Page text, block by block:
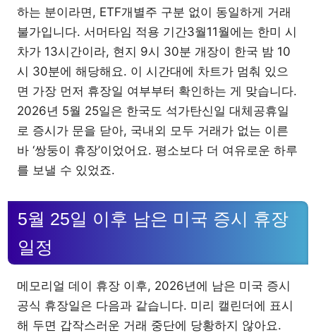
하는 분이라면, ETF개별주 구분 없이 동일하게 거래
불가입니다. 서머타임 적용 기간3월11월에는 한미 시
차가 13시간이라, 현지 9시 30분 개장이 한국 밤 10
시 30분에 해당해요. 이 시간대에 차트가 멈춰 있으
면 가장 먼저 휴장일 여부부터 확인하는 게 맞습니다.
2026년 5월 25일은 한국도 석가탄신일 대체공휴일
로 증시가 문을 닫아, 국내외 모두 거래가 없는 이른
바 ‘쌍둥이 휴장’이었어요. 평소보다 더 여유로운 하루
를 보낼 수 있었죠.
5월 25일 이후 남은 미국 증시 휴장
일정
메모리얼 데이 휴장 이후, 2026년에 남은 미국 증시
공식 휴장일은 다음과 같습니다. 미리 캘린더에 표시
해 두면 갑작스러운 거래 중단에 당황하지 않아요.